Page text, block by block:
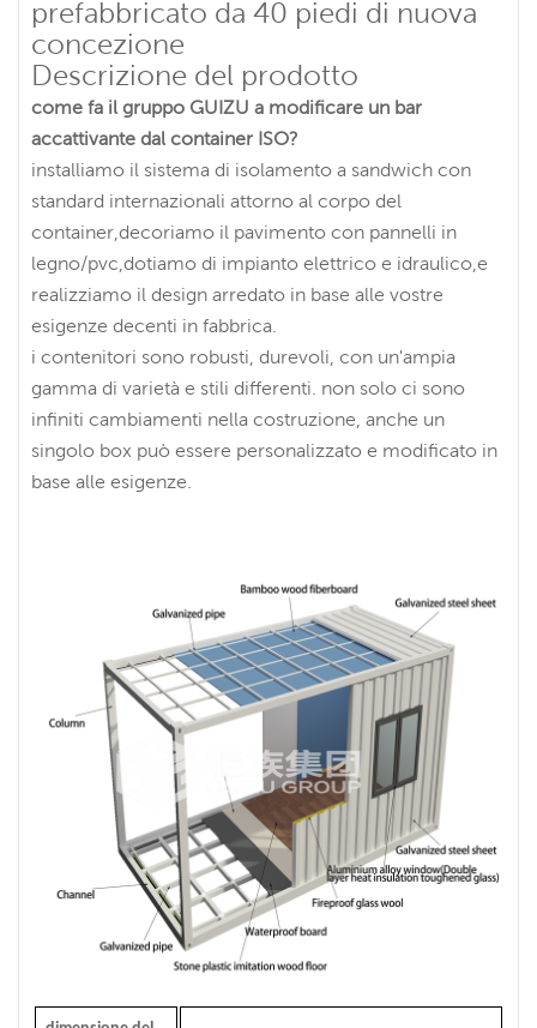
prefabbricato da 40 piedi di nuova
concezione
Descrizione del prodotto
come fa il gruppo GUIZU a modificare un bar
accattivante dal container ISO?
installiamo il sistema di isolamento a sandwich con
standard internazionali attorno al corpo del
container,decoriamo il pavimento con pannelli in
legno/pvc,dotiamo di impianto elettrico e idraulico,e
realizziamo il design arredato in base alle vostre
esigenze decenti in fabbrica.
i contenitori sono robusti, durevoli, con un'ampia
gamma di varietà e stili differenti. non solo ci sono
infiniti cambiamenti nella costruzione, anche un
singolo box può essere personalizzato e modificato in
base alle esigenze.